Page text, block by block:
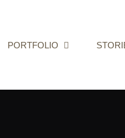
PORTFOLIO